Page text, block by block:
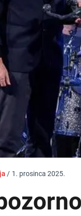
/ 1. prosinca 2025.